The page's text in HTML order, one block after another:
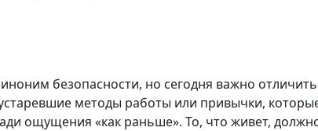
безопасности, но сегодня важно
методы работы или привычки,
ощущения «как раньше». То, что живет,